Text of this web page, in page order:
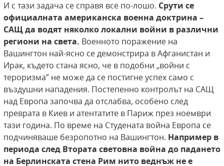
И с тази задача се справя все по-лошо. Срути се
официалната американска военна доктрина –
САЩ да водят няколко локални войни в различни
региони на света. Военното поражение на
Вашингтон най-ясно се демонстрира в Афганистан и
Ирак, където стана ясно, че в подобни „войни с
тероризма” не може да се постигне успех само с
въздушни нападения. Постепенно контролът на САЩ
над Европа започва да отслабва, особено след
преврата в Киев и атентатите в Париж през ноември
тази година. По време на Студената война Европа се
подчиняваше безропотно на Вашингтон. Например в
периода след Втората световна война до падането
на Берлинската стена Рим нито веднъж не е